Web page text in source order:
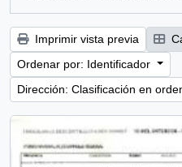
Imprimir vista previa
Ordenar por: Identificador
Dirección: Clasificación en